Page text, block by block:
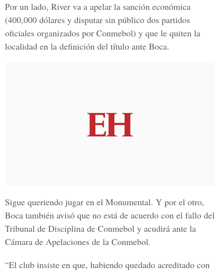
Por un lado, River va a apelar la sanción económica
(400,000 dólares y disputar sin público dos partidos
oficiales organizados por Conmebol) y que le quiten la
localidad en la definición del título ante Boca.
Sigue queriendo jugar en el Monumental. Y por el otro,
Boca también avisó que no está de acuerdo con el fallo del
Tribunal de Disciplina de Conmebol y acudirá ante la
Cámara de Apelaciones de la Conmebol.
“El club insiste en que, habiendo quedado acreditado con